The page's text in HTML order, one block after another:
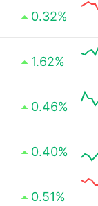
0.32%
1.62%
0.46%
0.40%
0.51%